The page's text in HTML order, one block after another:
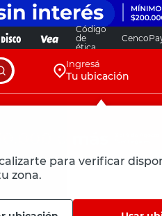
Código
de
ética
Ingresá
Tu ubicación
para verificar
zona.